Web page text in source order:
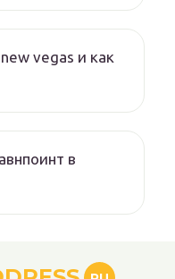
vegas и как
в